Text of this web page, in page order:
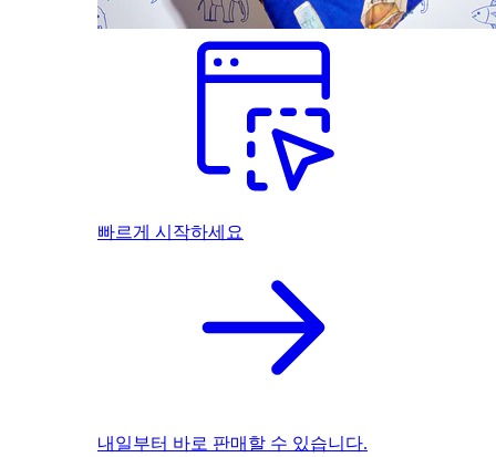
빠르게 시작하세요
내일부터 바로 판매할 수 있습니다.